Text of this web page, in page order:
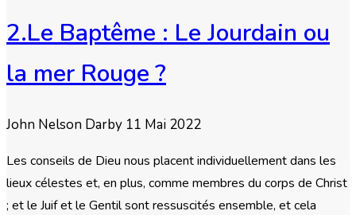
2.Le Baptême : Le Jourdain ou
la mer Rouge ?
John Nelson Darby 11 Mai 2022
Les conseils de Dieu nous placent individuellement dans les
lieux célestes et, en plus, comme membres du corps de Christ
; et le Juif et le Gentil sont ressuscités ensemble, et cela